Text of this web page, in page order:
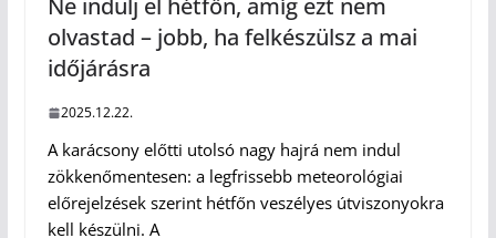
Ne indulj el hétfőn, amíg ezt nem
olvastad – jobb, ha felkészülsz a mai
időjárásra
2025.12.22.
A karácsony előtti utolsó nagy hajrá nem indul
zökkenőmentesen: a legfrissebb meteorológiai
előrejelzések szerint hétfőn veszélyes útviszonyokra
kell készülni. A